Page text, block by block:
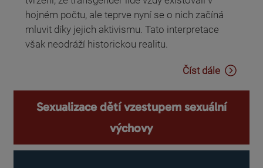
hojném počtu, ale teprve nyní se o nich začíná
mluvit díky jejich aktivismu. Tato interpretace
však neodráží historickou realitu.
Číst dále
Sexualizace dětí vzestupem sexuální
výchovy